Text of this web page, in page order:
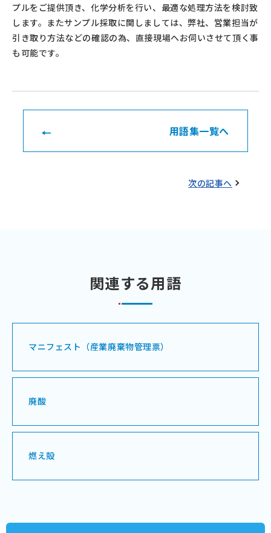
プルをご提供頂き、化学分析を行い、最適な処理方法を検討致
します。またサンプル採取に関しましては、弊社、営業担当が
引き取り方法などの確認の為、直接現場へお伺いさせて頂く事
も可能です。
用語集一覧へ
次の記事へ
関連する用語
マニフェスト（産業廃棄物管理票）
廃酸
燃え殻